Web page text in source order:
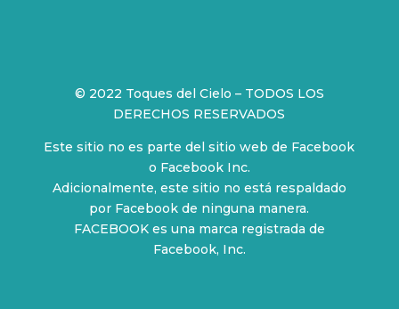
© 2022 Toques del Cielo – TODOS LOS
DERECHOS RESERVADOS
Este sitio no es parte del sitio web de Facebook
o Facebook Inc.
Adicionalmente, este sitio no está respaldado
por Facebook de ninguna manera.
FACEBOOK es una marca registrada de
Facebook, Inc.